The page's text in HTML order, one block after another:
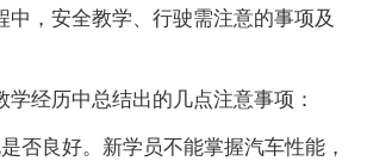
中，安全教学、行驶需注意的事项及
学经历中总结出的几点注意事项：
否良好。新学员不能掌握汽车性能，